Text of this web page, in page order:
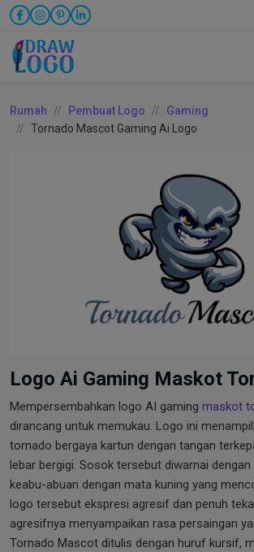
Rumah Pembuat Logo
Gaming
Tornado Mascot Gaming Ai Logo
Logo Ai Gaming Maskot
Mempersembahkan logo AI gaming maskot
dirancang untuk memukau. Logo ini
tornado bergaya kartun dengan tangan
lebar bergigi. Sosok tersebut diwarnai
keabu-abuan dengan mata kuning yang
logo tersebut ekspresi agresif dan penuh
agresifnya menyampaikan rasa persaingan
Tornado Mascot ditulis dengan huruf kursif,